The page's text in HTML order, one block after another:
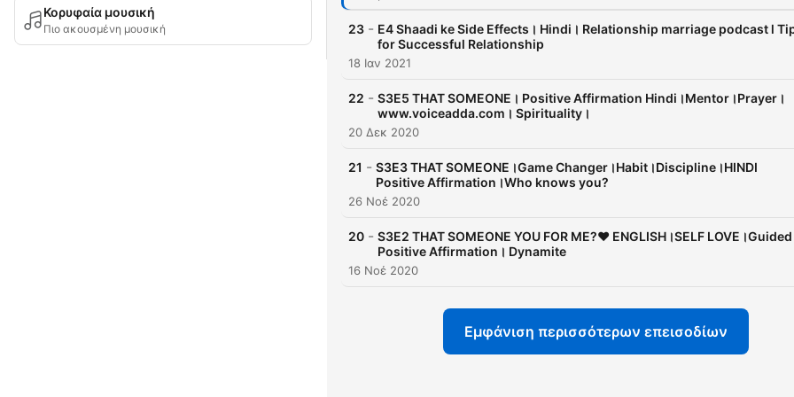
Κορυφαία μουσική
Πιο ακουσμένη μουσική 23 - E4 Shaadi ke Side Effects। Hindi। Relationship marriage podcast l
for Successful Relationship
18 Ιαν 2021
22 - S3E5 THAT SOMEONE। Positive Affirmation Hindi।Mentor।Prayer।
www.voiceadda.com। Spirituality।
20 Δεκ 2020
21 - S3E3 THAT SOMEONE।Game Changer।Habit।Discipline।HINDI
Positive Affirmation।Who knows you?
26 Νοέ 2020
20 - S3E2 THAT SOMEONE YOU FOR ME?❤️ ENGLISH।SELF LOVE।Guided
Positive Affirmation। Dynamite
16 Νοέ 2020
Εμφάνιση περισσότερων επεισοδίων